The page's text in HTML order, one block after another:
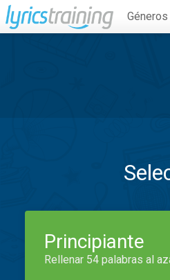
Géneros
Principiante
Rellenar 54 palabras al